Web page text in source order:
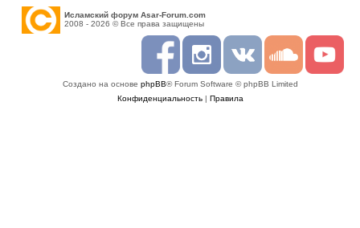
Исламский форум Asar-Forum.com
2008 - 2026 © Все права защищены
F
c
e
o
I
s
t
a
g
R
S
S
u
n
Y
u
Создано на основе phpBB® Forum Software © phpBB Limited
Конфиденциальность| Правила